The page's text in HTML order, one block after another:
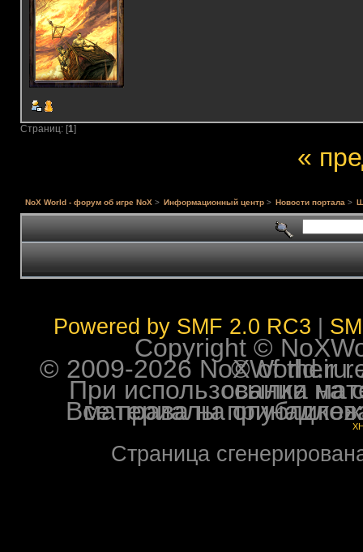
Страниц: [1]
«
NoX World - форум об игре NoX> Информационный центр > Новости портала >
Powered by SMF 2.0 RC3
Copyright ©
© 2009-2026 NoXWorld.ru. All
При использовании
Все права на опубликованные на форуме
Страница